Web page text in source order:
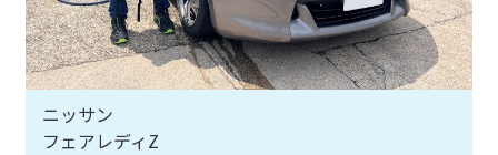
ニッサン
フェアレディZ